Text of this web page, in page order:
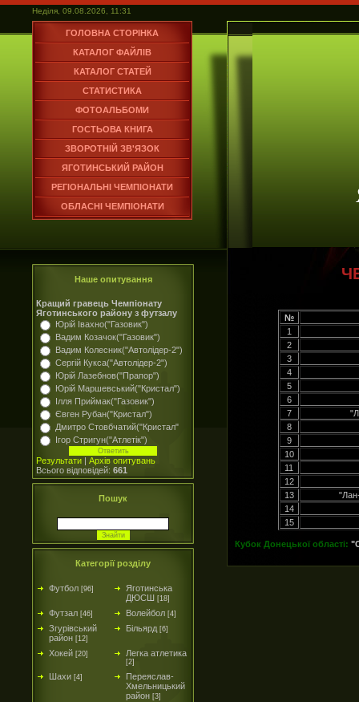
Неділя, 09.08.2026, 11:31
ГОЛОВНА СТОРІНКА
КАТАЛОГ ФАЙЛІВ
КАТАЛОГ СТАТЕЙ
СТАТИСТИКА
ФОТОАЛЬБОМИ
ГОСТЬОВА КНИГА
ЗВОРОТНІЙ ЗВ'ЯЗОК
ЯГОТИНСЬКИЙ РАЙОН
РЕГІОНАЛЬНІ ЧЕМПІОНАТИ
ОБЛАСНІ ЧЕМПІОНАТИ
Наше опитування
Кращий гравець Чемпіонату
Яготинського району з футзалу
Юрій Івахно("Газовик")
Вадим Козачок("Газовик")
Вадим Колесник("Автолідер-2")
Сергій Кукса("Автолідер-2")
Юрій Лазебнов("Прапор")
Юрій Маршевський("Кристал")
Ілля Приймак("Газовик")
Євген Рубан("Кристал")
Дмитро Стовбчатий("Кристал"
Ігор Стригун("Атлетік")
Результати | Архів опитувань
Всього відповідей: 661
Пошук
Категорії розділу
Футбол [96]
Яготинська
ДЮСШ [18]
Футзал [46] Волейбол [4]
Згурівський
район [12]
Більярд [6]
Хокей [20] Легка атлетика
[2]
Шахи [4]
Переяслав-
Хмельницький
район [3]
№
1
2
3
4
5
6
7
8
9
10
11
12
13
14
15
Кубок Донецької області: